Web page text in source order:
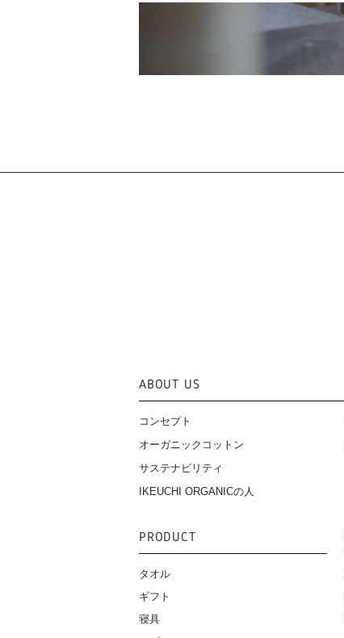
ABOUT US
コンセプト
オーガニックコットン
サステナビリティ
IKEUCHI ORGANICの人
PRODUCT
タオル
ギフト
寝具